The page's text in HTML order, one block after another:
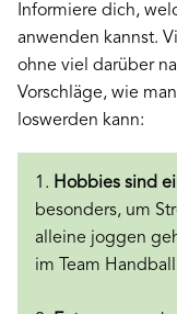
Informiere dich,
anwenden kannst.
ohne viel darüber
Vorschläge, wie
loswerden kann:
1. Hobbies sind
besonders, um
alleine joggen
im Team